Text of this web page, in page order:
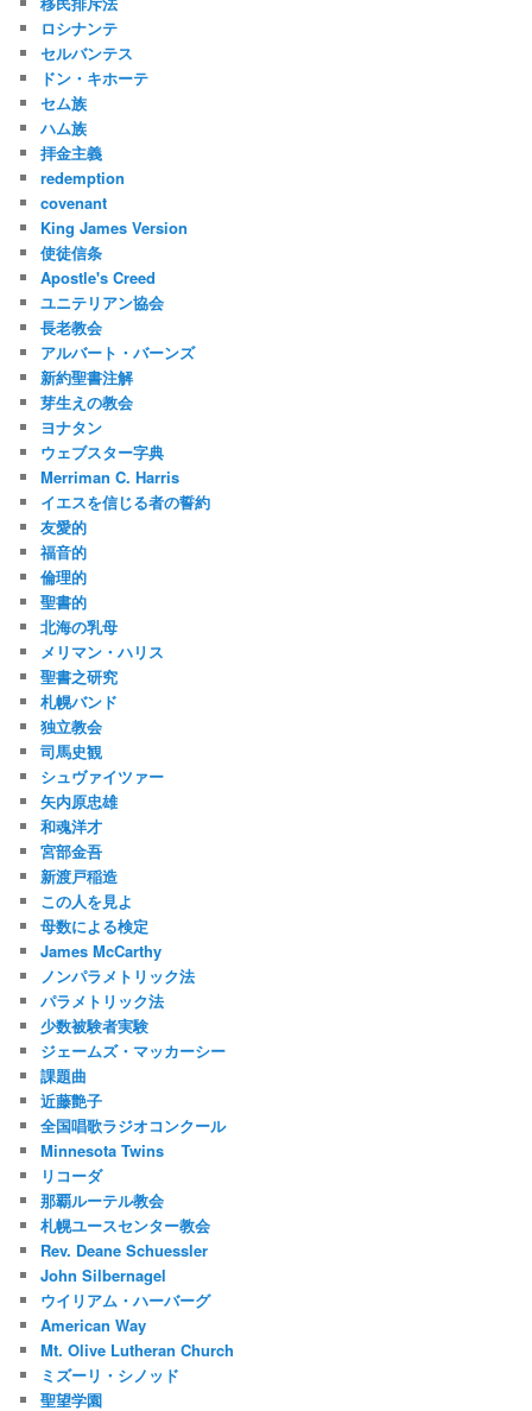
ロシナンテ
セルバンテス
ドン・キホーテ
セム族
ハム族
拝金主義
redemption
covenant
King James Version
使徒信条
Apostle's Creed
ユニテリアン協会
長老教会
アルバート・バーンズ
新約聖書注解
芽生えの教会
ヨナタン
ウェブスター字典
Merriman C. Harris
イエスを信じる者の誓約
友愛的
福音的
倫理的
聖書的
北海の乳母
メリマン・ハリス
聖書之研究
札幌バンド
独立教会
司馬史観
シュヴァイツァー
矢内原忠雄
和魂洋才
宮部金吾
新渡戸稲造
この人を見よ
母数による検定
James McCarthy
ノンパラメトリック法
パラメトリック法
少数被験者実験
ジェームズ・マッカーシー
課題曲
近藤艶子
全国唱歌ラジオコンクール
Minnesota Twins
リコーダ
那覇ルーテル教会
札幌ユースセンター教会
Rev. Deane Schuessler
John Silbernagel
ウイリアム・ハーバーグ
American Way
Mt. Olive Lutheran Church
ミズーリ・シノッド
聖望学園